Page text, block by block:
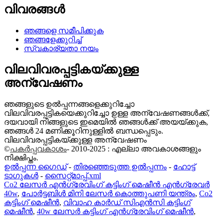
വിവരങ്ങൾ
ഞങ്ങളെ സമീപിക്കുക
ഞങ്ങളേക്കുറിച്ച്
സ്വകാര്യതാ നയം
വിലവിവരപ്പട്ടികയ്ക്കുള്ള
അന്വേഷണം
ഞങ്ങളുടെ ഉൽപ്പന്നങ്ങളെക്കുറിച്ചോ
വിലവിവരപ്പട്ടികയെക്കുറിച്ചോ ഉള്ള അന്വേഷണങ്ങൾക്ക്,
ദയവായി നിങ്ങളുടെ ഇമെയിൽ ഞങ്ങൾക്ക് അയയ്ക്കുക,
ഞങ്ങൾ 24 മണിക്കൂറിനുള്ളിൽ ബന്ധപ്പെടും.
വിലവിവരപ്പട്ടികയ്ക്കുള്ള അന്വേഷണം
©പകർപ്പവകാശം- 2010-2025 : എല്ലാ അവകാശങ്ങളും
നിക്ഷിപ്തം.
ഉൽപ്പന്ന ഗൈഡ്- തിരഞ്ഞെടുത്ത ഉൽപ്പന്നം - ഹോട്ട്
ടാഗുകൾ - സൈറ്റ്മാപ്പ്.xml
Co2 ലേസർ എൻഗ്രേവിംഗ് കട്ടിംഗ് മെഷീൻ എൻഗ്രേവർ
40w, പോർട്ടബിൾ മിനി ലേസർ കൊത്തുപണി യന്ത്രം, Co2
കട്ടിംഗ് മെഷീൻ, വിവാഹ കാർഡ് സിഎൻസി കട്ടിംഗ്
മെഷീൻ, 40w ലേസർ കട്ടിംഗ് എൻഗ്രേവിംഗ് മെഷീൻ,